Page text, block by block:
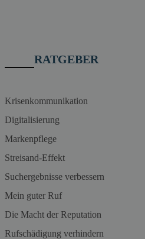
RATGEBER
Krisenkommunikation
Digitalisierung
Markenpflege
Streisand-Effekt
Suchergebnisse verbessern
Mein guter Ruf
Die Macht der Reputation
Rufschädigung verhindern